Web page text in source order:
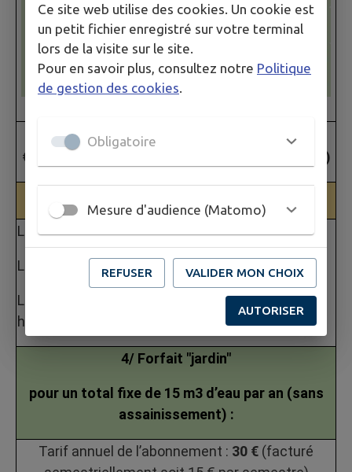
TARIF TOTAL EAU – ASSAINISSEMENT : 5,00
€/m
en 2025)
Location compteur 5 m3 :20 €/an
Location compteur 7 m3 : 30 €/an
Location compteur spécial (concerne 1
habitation) :
4/ Forfait "jardin"
pour un total fixe de 15 m3 d’eau par an (sans
assainissement) :
Tarif annuel de l’abonnement : 30 € (facturé
Ce site web utilise des cookies. Un cookie est
un petit fichier enregistré sur votre terminal
lors de la visite sur le site.
Pour en savoir plus, consultez notre Politique
de gestion des cookies
Obligatoire
Mesure d'audience (Matomo)
REFUSER VALIDER MON CHOIX
AUTORISER